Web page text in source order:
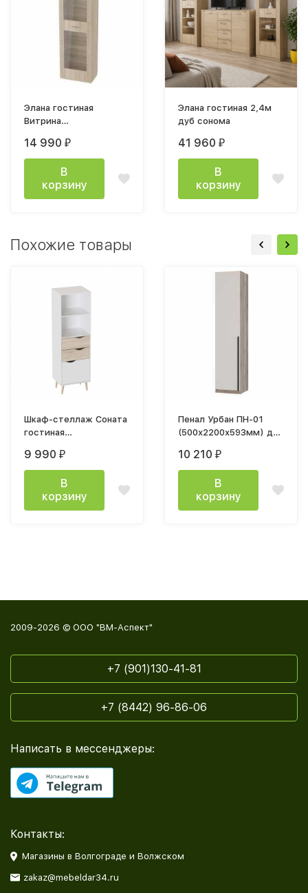
Элана гостиная
Витрина
сонома
14 990 ₽
В
корзину
Элана гостиная 2,4м
дуб сонома
41 960 ₽
В
корзину
Похожие товары
Шкаф-стеллаж Соната
гостиная
белый / дуб сонома
9 990 ₽
В
корзину
Пенал Урбан ПН-01
(500х2200х593мм) дуб
10 210 ₽
В
корзину
2009-2026 © ООО "ВМ-Аспект"
+7 (901)130-41-81
+7 (8442) 96-86-06
Написать в мессенджеры:
Контакты:
Магазины в Волгограде и Волжском
zakaz@mebeldar34.ru